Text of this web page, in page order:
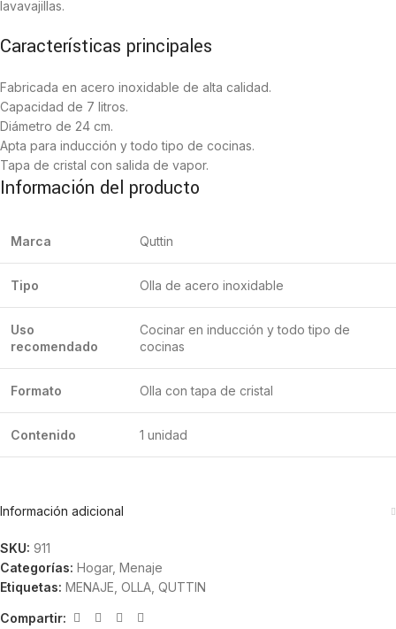
lavavajillas.
Características principales
Fabricada en acero inoxidable de alta calidad.
Capacidad de 7 litros.
Diámetro de 24 cm.
Apta para inducción y todo tipo de cocinas.
Tapa de cristal con salida de vapor.
Información del producto
Marca Quttin
Tipo Olla de acero inoxidable
Uso
recomendado
Cocinar en inducción y todo tipo de
cocinas
Formato Olla con tapa de cristal
Contenido 1 unidad
Información adicional
SKU: 911
Categorías: Hogar, Menaje
Etiquetas: MENAJE OLLA QUTTIN
Compartir: